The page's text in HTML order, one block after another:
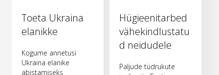
Toeta Ukraina
elanikke
Kogume annetusi
Ukraina elanike
abistamiseks
Hügieenitarbed
vähekindlustatu
d neidudele
Paljude tüdrukute